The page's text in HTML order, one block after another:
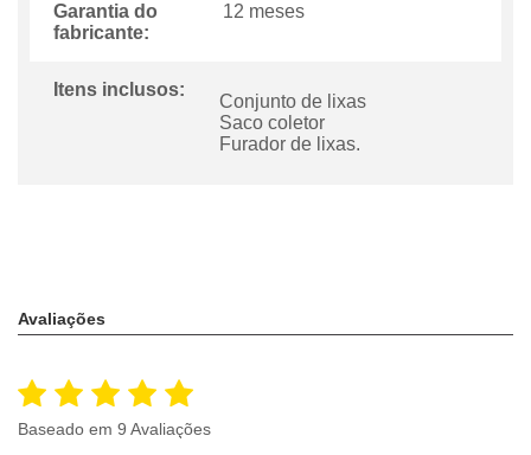
Garantia do
fabricante:
12 meses
Itens inclusos:
Conjunto de lixas
Saco coletor
Furador de lixas.
Avaliações
Baseado em 9 Avaliações